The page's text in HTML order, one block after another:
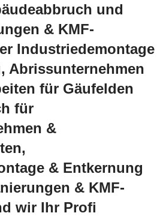
und
& KMF-
Industriedemontage
Abrissunternehmen
für Gäufelden
für
&
& Entkernung
& KMF-
wir Ihr Profi